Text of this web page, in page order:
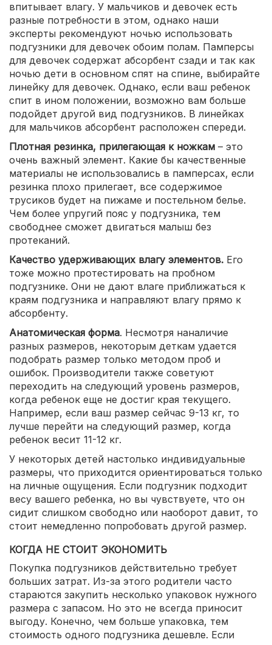
впитывает влагу. У мальчиков и девочек есть
разные потребности в этом, однако наши
эксперты рекомендуют ночью использовать
подгузники для девочек обоим полам. Памперсы
для девочек содержат абсорбент сзади и так как
ночью дети в основном спят на спине, выбирайте
линейку для девочек. Однако, если ваш ребенок
спит в ином положении, возможно вам больше
подойдет другой вид подгузников. В линейках
для мальчиков абсорбент расположен спереди.
Плотная резинка, прилегающая к ножкам – это
очень важный элемент. Какие бы качественные
материалы не использовались в памперсах, если
резинка плохо прилегает, все содержимое
трусиков будет на пижаме и постельном белье.
Чем более упругий пояс у подгузника, тем
свободнее сможет двигаться малыш без
протеканий.
Качество удерживающих влагу элементов. Его
тоже можно протестировать на пробном
подгузнике. Они не дают влаге приближаться к
краям подгузника и направляют влагу прямо к
абсорбенту.
Анатомическая форма. Несмотря наналичие
разных размеров, некоторым деткам удается
подобрать размер только методом проб и
ошибок. Производители также советуют
переходить на следующий уровень размеров,
когда ребенок еще не достиг края текущего.
Например, если ваш размер сейчас 9-13 кг, то
лучше перейти на следующий размер, когда
ребенок весит 11-12 кг.
У некоторых детей настолько индивидуальные
размеры, что приходится ориентироваться только
на личные ощущения. Если подгузник подходит
весу вашего ребенка, но вы чувствуете, что он
сидит слишком свободно или наоборот давит, то
стоит немедленно попробовать другой размер.
КОГДА НЕ СТОИТ ЭКОНОМИТЬ
Покупка подгузников действительно требует
больших затрат. Из-за этого родители часто
стараются закупить несколько упаковок нужного
размера с запасом. Но это не всегда приносит
выгоду. Конечно, чем больше упаковка, тем
стоимость одного подгузника дешевле. Если